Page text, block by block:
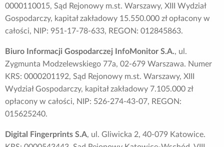
0000110015, Sąd Rejonowy m.st. Warszawy, XIII Wydział
Gospodarczy, kapitał zakładowy 15.550.000 zł opłacony w
całości, NIP: 951-17-78-633, REGON: 012845863.
Biuro Informacji Gospodarczej InfoMonitor S.A., ul.
Zygmunta Modzelewskiego 77a, 02-679 Warszawa. Numer
KRS: 0000201192, Sąd Rejonowy m.st. Warszawy, XIII
Wydział Gospodarczy, kapitał zakładowy 7.105.000 zł
opłacony w całości, NIP: 526-274-43-07, REGON:
015625240.
Digital Fingerprints S.A, ul. Gliwicka 2, 40-079 Katowice.